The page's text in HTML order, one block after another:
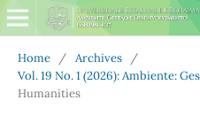
Home / Archives
/
Vol. 19 No. 1 (2026): Ambiente:
Humanities